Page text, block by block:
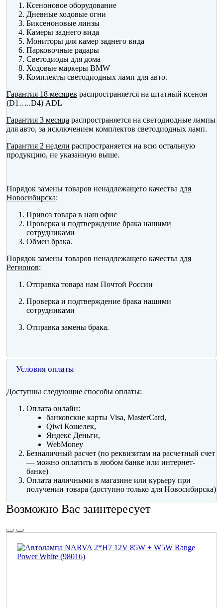
Ксеноновое оборудование
Дневные ходовые огни
Биксеноновые линзы
Камеры заднего вида
Мониторы для камер заднего вида
Парковочные радары
Светодиоды для дома
Ходовые маркеры BMW
Комплекты светодиодных ламп для авто.
Гарантия 18 месяцев распространяется на штатный ксенон
(D1…..D4) ADL
Гарантия 3 месяца распространяется на светодиодные лампы
для авто, за исключением комплектов светодиодных ламп.
Гарантия 2 недели распространяется на всю остальную
продукцию, не указанную выше.
Порядок замены товаров ненадлежащего качества для
Новосибирска:
Привоз товара в наш офис
Проверка и подтверждение брака нашими
сотрудниками
Обмен брака.
Порядок замены товаров ненадлежащего качества для
Регионов:
Отправка товара нам Почтой России
Проверка и подтверждение брака нашими
сотрудниками
Отправка замены брака.
Условия оплаты
Доступны следующие способы оплаты:
Оплата онлайн:
банковские карты Visa, MasterCard,
Qiwi Кошелек,
Яндекс Деньги,
WebMoney
Безналичный расчет (по реквизитам на расчетный счет
— можно оплатить в любом банке или интернет-
банке)
Оплата наличными в магазине или курьеру при
получении товара (доступно только для Новосибирска)
Возможно Вас заинтересует